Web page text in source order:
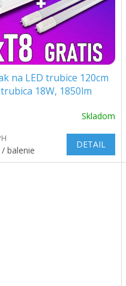
na LED trubice 120cm
18W, 1850lm
Skladom
/ balenie
DETAIL